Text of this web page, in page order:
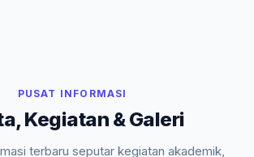
PUSAT INFORMASI
Kegiatan & Galeri
terbaru seputar kegiatan akademik,